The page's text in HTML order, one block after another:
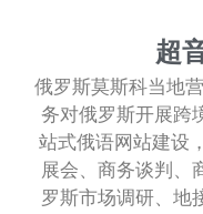
超
俄罗斯莫斯科当地
务对俄罗斯开展跨
站式俄语网站建设
展会、商务谈判、
罗斯市场调研、地